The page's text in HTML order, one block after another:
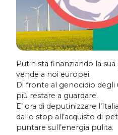
Putin sta finanziando la
vende a noi europei.
Di fronte al genocidio degli
più restare a guardare.
E’ ora di deputinizzare
dallo stop all’acquisto di
puntare sull’energia pulita.